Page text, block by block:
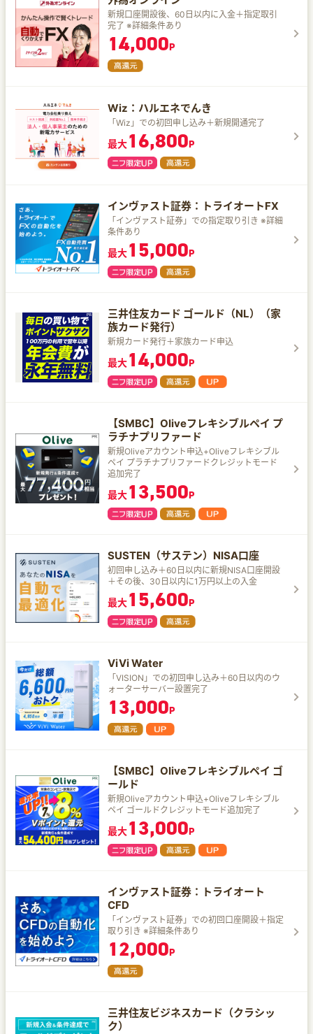
新規口座開設後、60日以内に入金＋指定取引
完了 ※詳細条件あり
14,000P
Wiz：ハルエネでんき
「Wiz」での初回申し込み＋新規開通完了
最大16,800P
インヴァスト証券：トライオートFX
「インヴァスト証券」での指定取り引き ※詳細
条件あり
最大15,000P
三井住友カード ゴールド（NL）（家
族カード発行）
新規カード発行＋家族カード申込
最大14,000P
【SMBC】Oliveフレキシブルペイ プ
ラチナプリファード
新規Oliveアカウント申込+Oliveフレキシブル
ペイ プラチナプリファードクレジットモード
追加完了
最大13,500P
SUSTEN（サステン）NISA口座
初回申し込み＋60日以内に新規NISA口座開設
＋その後、30日以内に1万円以上の入金
最大15,600P
ViVi Water
「VISION」での初回申し込み＋60日以内のウ
ォーターサーバー設置完了
13,000P
【SMBC】Oliveフレキシブルペイ ゴ
ールド
新規Oliveアカウント申込+Oliveフレキシブル
ペイ ゴールドクレジットモード追加完了
最大13,000P
インヴァスト証券：トライオート
CFD
「インヴァスト証券」での初回口座開設＋指定
取り引き ※詳細条件あり
12,000P
三井住友ビジネスカード（クラシッ
ク）